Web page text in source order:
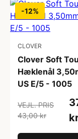
-12%
CLOVER
Clover Soft
Hæklenål
US E/5 - 1005
VEJL. PRIS
43,00 kr